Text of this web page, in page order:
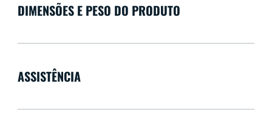
DIMENSÕES E PESO DO PRODUTO
ASSISTÊNCIA